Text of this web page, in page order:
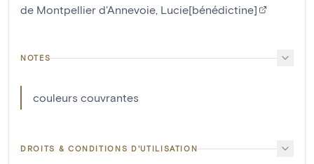
de Montpellier d'Annevoie, Lucie[bénédictine]
NOTES
couleurs couvrantes
DROITS & CONDITIONS D'UTILISATION